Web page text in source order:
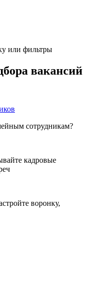
или фильтры
вакансий
сотрудникам?
кадровые
воронку,